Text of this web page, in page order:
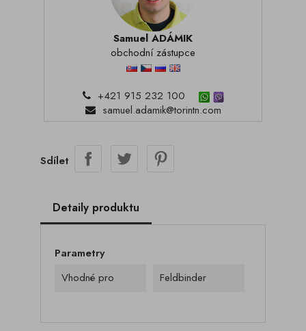
Samuel ADÁMIK
obchodní zástupce
+421 915 232 100
samuel.adamik@torintn.com
Sdílet
Detaily produktu
Parametry
Vhodné pro
Feldbinder